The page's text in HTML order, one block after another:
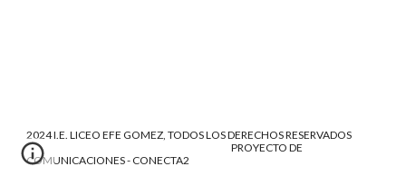
2024 I.E. LICEO EFE GOMEZ, TODOS LOS DERECHOS RESERVADOS
PROYECTO DE
COMUNICACIONES - CONECTA2